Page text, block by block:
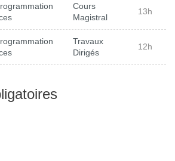
Cours
Magistral
13h
Travaux
Dirigés
12h